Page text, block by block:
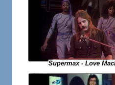
Supermax - Love